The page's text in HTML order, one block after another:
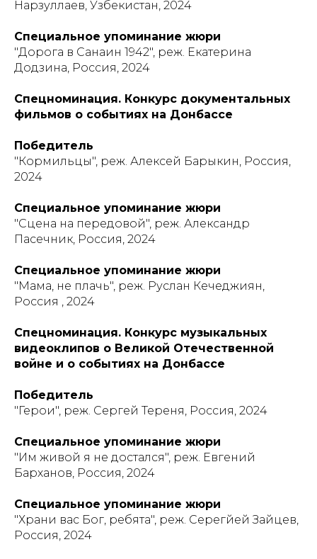
Нарзуллаев, Узбекистан, 2024
Специальное упоминание жюри
"Дорога в Санаин 1942", реж. Екатерина
Додзина, Россия, 2024
Спецноминация. Конкурс документальных
фильмов о событиях на Донбассе
Победитель
"Кормильцы", реж. Алексей Барыкин, Россия,
2024
Специальное упоминание жюри
"Сцена на передовой", реж. Александр
Пасечник, Россия, 2024
Специальное упоминание жюри
"Мама, не плачь", реж. Руслан Кечеджиян,
Россия , 2024
Спецноминация. Конкурс музыкальных
видеоклипов о Великой Отечественной
войне и о событиях на Донбассе
Победитель
"Герои", реж. Сергей Тереня, Россия, 2024
Специальное упоминание жюри
"Им живой я не достался", реж. Евгений
Барханов, Россия, 2024
Специальное упоминание жюри
"Храни вас Бог, ребята", реж. Серегйей Зайцев,
Россия, 2024